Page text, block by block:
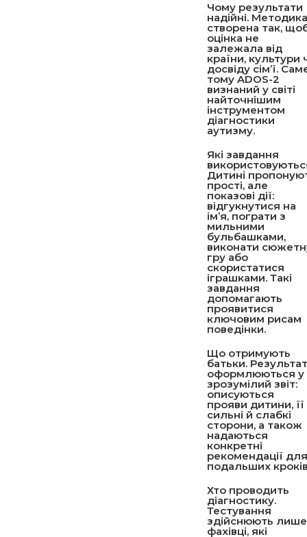
Чому результати
надійні.Методика
створена так,
оцінка не
залежала від
країни, культури
досвіду сім’ї.
тому ADOS-2
визнаний у світі
найточнішим
інструментом
діагностики
аутизму.
Які завдання
Дитині
прості, але
показові дії:
відгукнутися на
ім’я, пограти з
мильними
бульбашками,
виконати
гру або
скористатися
іграшками. Такі
завдання
допомагають
проявитися
ключовим рисам
поведінки.
Що отримують
батьки.
оформлюються у
зрозумілий звіт:
описуються
прояви дитини, її
сильні й слабкі
сторони, а також
надаються
конкретні
рекомендації для
подальших
Хто проводить
діагностику.
Тестування
здійснюють лише
фахівці, які